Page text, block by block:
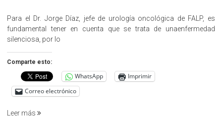
Cargo»,
promueve
Para el Dr. Jorge Díaz, jefe de urología oncológica de FALP, es
fundamental tener en cuenta que se trata de unaenfermedad
silenciosa, por lo
Comparte esto:
WhatsApp
Imprimir
Correo electrónico
Leer más